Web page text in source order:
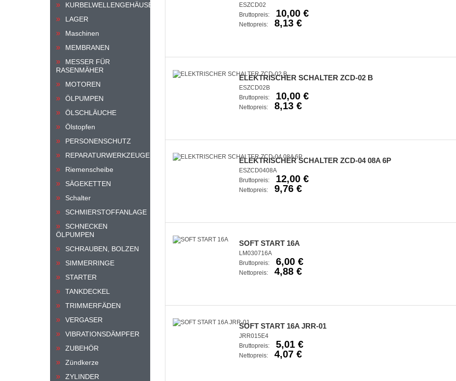
KURBELWELLENGEHÄUSE
LAGER
Maschinen
MEMBRANEN
MESSER FÜR
RASENMÄHER
MOTOREN
ÖLPUMPEN
ÖLSCHLÄUCHE
Ölstopfen
PERSONENSCHUTZ
REPARATURWERKZEUGE
Riemenscheibe
SÄGEKETTEN
Schalter
SCHMIERSTOFFANLAGE
SCHNECKEN
ÖLPUMPEN
SCHRAUBEN, BOLZEN
SIMMERRINGE
STARTER
TANKDECKEL
TRIMMERFÄDEN
VERGASER
VIBRATIONSDÄMPFER
ZUBEHÖR
Zündkerze
ZYLINDER
ESZCD02
Bruttopreis:
10,00 €
Nettopreis: 8,13 €
ELEKTRISCHER SCHALTER ZCD-02 B
ESZCD02B
Bruttopreis:
10,00 €
Nettopreis: 8,13 €
ELEKTRISCHER SCHALTER ZCD-04 08A 6P
ESZCD0408A
Bruttopreis:
12,00 €
Nettopreis: 9,76 €
SOFT START 16A
LM030716A
Bruttopreis:
6,00 €
Nettopreis: 4,88 €
SOFT START 16A JRR-01
JRR015E4
Bruttopreis:
5,01 €
Nettopreis: 4,07 €